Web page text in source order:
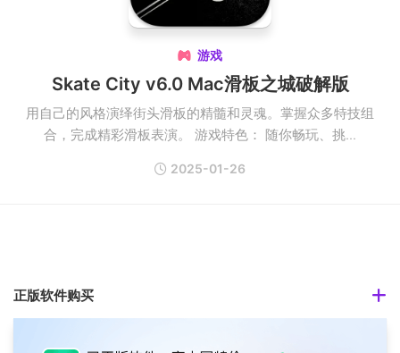
 游戏
Skate City v6.0 Mac滑板之城破解版
用自己的风格演绎街头滑板的精髓和灵魂。掌握众多特技组
合，完成精彩滑板表演。 游戏特色： 随你畅玩、挑...
2025-01-26
正版软件购买